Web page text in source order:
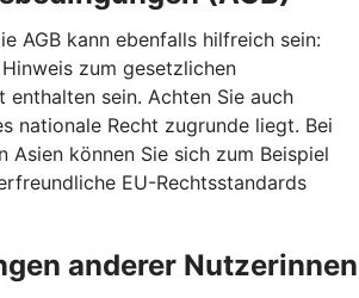
AGB kann ebenfalls hilfreich sein:
zum gesetzlichen
enthalten sein. Achten Sie auch
nationale Recht zugrunde liegt. Bei
Asien können Sie sich zum Beispiel
EU-Rechtsstandards
anderer Nutzerinnen